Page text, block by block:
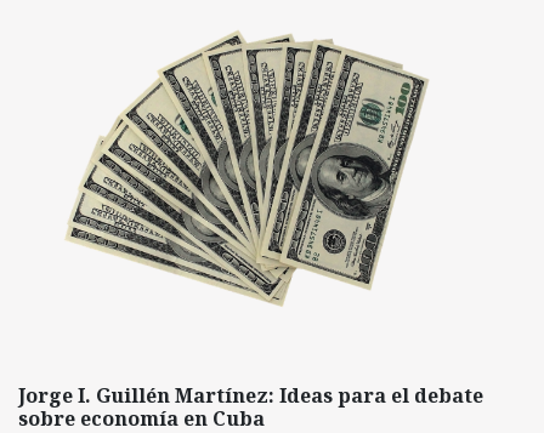
Jorge I. Guillén Martínez: Ideas para el debate
sobre economía en Cuba